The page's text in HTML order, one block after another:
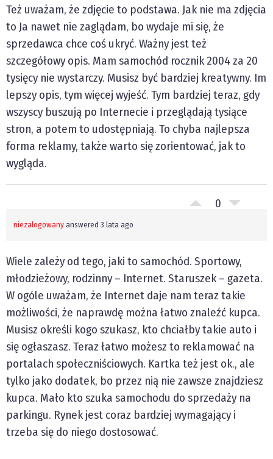
Też uważam, że zdjęcie to podstawa. Jak nie ma zdjęcia
to Ja nawet nie zaglądam, bo wydaje mi się, że
sprzedawca chce coś ukryć. Ważny jest też
szczegółowy opis. Mam samochód rocznik 2004 za 20
tysięcy nie wystarczy. Musisz być bardziej kreatywny. Im
lepszy opis, tym więcej wyjeść. Tym bardziej teraz, gdy
wszyscy buszują po Internecie i przeglądają tysiące
stron, a potem to udostępniają. To chyba najlepsza
forma reklamy, także warto się zorientować, jak to
wygląda.
0
niezalogowany answered 3 lata ago
Wiele zależy od tego, jaki to samochód. Sportowy,
młodzieżowy, rodzinny – Internet. Staruszek – gazeta.
W ogóle uważam, że Internet daje nam teraz takie
możliwości, że naprawdę można łatwo znaleźć kupca.
Musisz określi kogo szukasz, kto chciałby takie auto i
się ogłaszasz. Teraz łatwo możesz to reklamować na
portalach społeczniściowych. Kartka też jest ok., ale
tylko jako dodatek, bo przez nią nie zawsze znajdziesz
kupca. Mało kto szuka samochodu do sprzedaży na
parkingu. Rynek jest coraz bardziej wymagający i
trzeba się do niego dostosować.